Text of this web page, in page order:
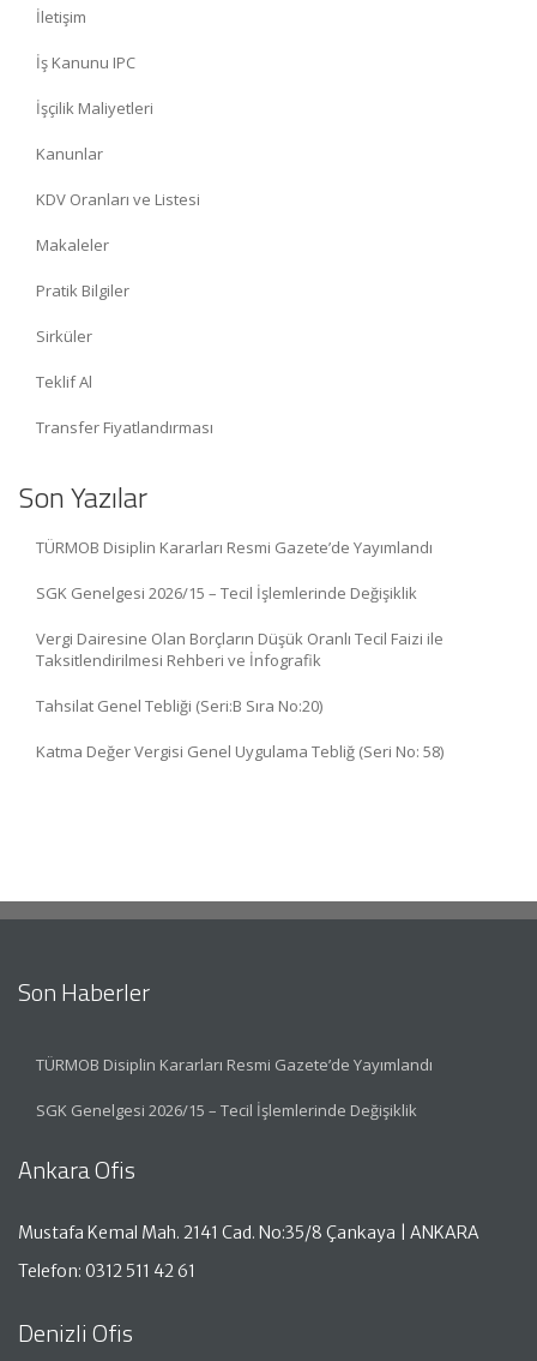
İletişim
İş Kanunu IPC
İşçilik Maliyetleri
Kanunlar
KDV Oranları ve Listesi
Makaleler
Pratik Bilgiler
Sirküler
Teklif Al
Transfer Fiyatlandırması
Son Yazılar
TÜRMOB Disiplin Kararları Resmi Gazete’de Yayımlandı
SGK Genelgesi 2026/15 – Tecil İşlemlerinde Değişiklik
Vergi Dairesine Olan Borçların Düşük Oranlı Tecil Faizi ile
Taksitlendirilmesi Rehberi ve İnfografik
Tahsilat Genel Tebliği (Seri:B Sıra No:20)
Katma Değer Vergisi Genel Uygulama Tebliğ (Seri No: 58)
Son Haberler
TÜRMOB Disiplin Kararları Resmi Gazete’de Yayımlandı
SGK Genelgesi 2026/15 – Tecil İşlemlerinde Değişiklik
Ankara Ofis
Mustafa Kemal Mah. 2141 Cad. No:35/8 Çankaya | ANKARA
Telefon: 0312 511 42 61
Denizli Ofis